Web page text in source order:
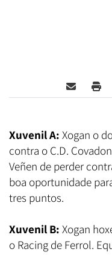
XuvenilA: Xogan o
contra o C.D.
Veñen de perder
boa oportunidade
tres puntos.
Xuvenil B: Xogan
o Racing de Ferrol.